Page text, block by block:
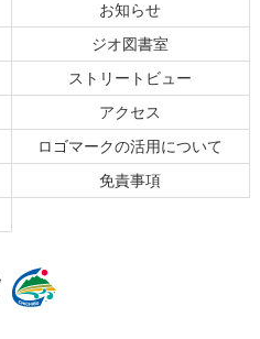
お知らせ
ジオ図書室
ストリートビュー
アクセス
ロゴマークの活用について
免責事項